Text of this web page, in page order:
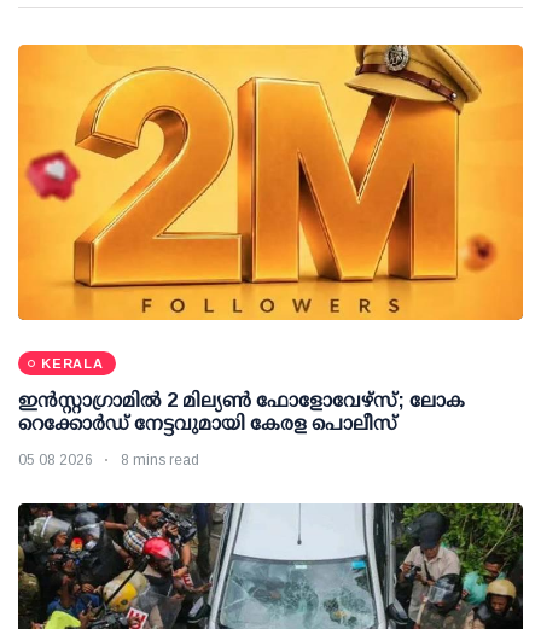
KERALA
ഇന്‍സ്റ്റാഗ്രാമില്‍ 2 മില്യണ്‍ ഫോളോവേഴ്സ്; ലോക
റെക്കോര്‍ഡ് നേട്ടവുമായി കേരള പൊലീസ്
05 08 2026 8 mins read